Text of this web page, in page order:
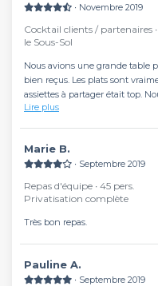
∙ Novembre 2019
Cocktail clients / partenaires ∙
le Sous-Sol
Nous avions une grande table
bien reçus. Les plats sont
assiettes à partager était top.
et le service était de super
Lire plus
Marie B.
∙ Septembre 2019
Repas d'équipe ∙ 45 pers.
Privatisation complète
Très bon repas.
Pauline A.
∙ Septembre 2019